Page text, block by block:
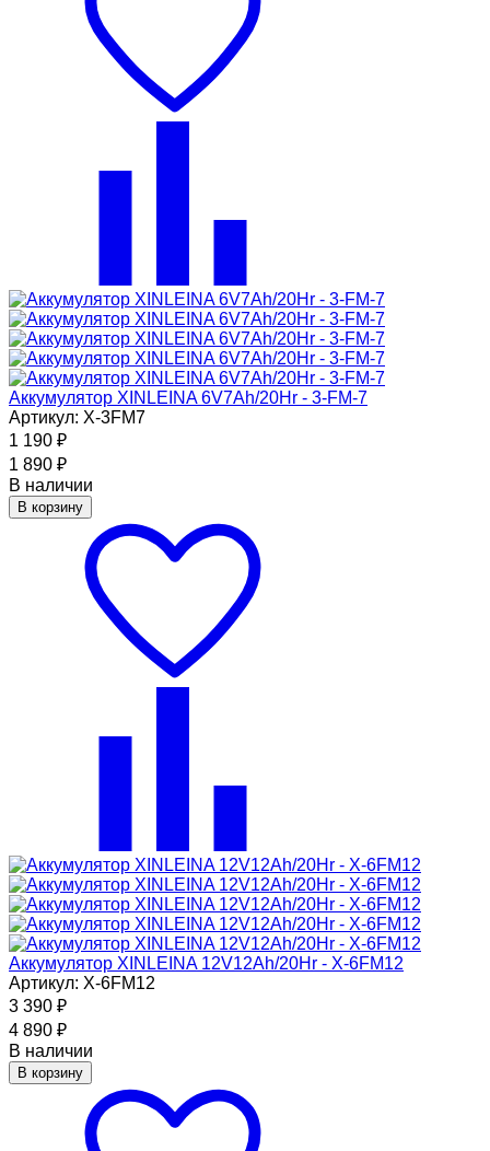
Аккумулятор XINLEINA 6V7Ah/20Hr - 3-FM-7
Артикул: X-3FM7
1 190 ₽
1 890 ₽
В наличии
В корзину
Аккумулятор XINLEINA 12V12Ah/20Hr - X-6FM12
Артикул: X-6FM12
3 390 ₽
4 890 ₽
В наличии
В корзину